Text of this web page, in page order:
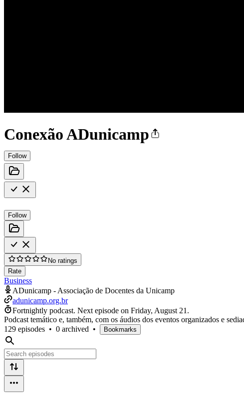
Conexão ADunicamp
Follow
Follow
No ratings
Rate
Business
ADunicamp - Associação de Docentes da Unicamp
adunicamp.org.br
Fortnightly podcast. Next episode on Friday, August 21 .
Podcast temático e, também, com os áudios dos eventos organizados e
129 episodes • 0 archived • Bookmarks